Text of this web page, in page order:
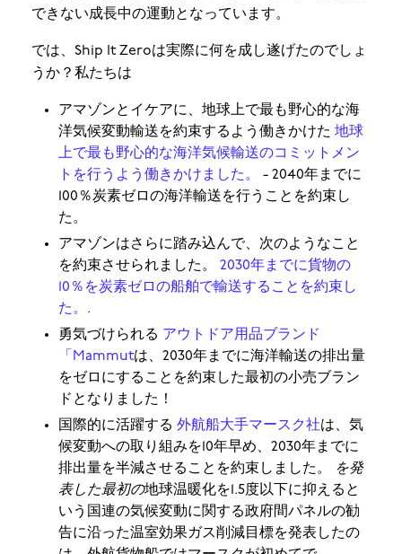
できない成長中の運動となっています。
では、Ship It Zeroは実際に何を成し遂げたのでしょ
うか？私たちは
アマゾンとイケアに、地球上で最も野心的な海
洋気候変動輸送を約束するよう働きかけた 地球
上で最も野心的な海洋気候輸送のコミットメン
トを行うよう働きかけました。
- 2040年までに
100％炭素ゼロの海洋輸送を行うことを約束し
た。
アマゾンはさらに踏み込んで、次のようなこと
を約束させられました。 2030年までに貨物の
10％を炭素ゼロの船舶で輸送することを約束し
た。 .
勇気づけられる アウトドア用品ブランド
「Mammutは、2030年までに海洋輸送の排出量
をゼロにすることを約束した最初の小売ブラン
ドとなりました！
国際的に活躍する 外航船大手マースク社は、気
候変動への取り組みを10年早め、2030年までに
排出量を半減させることを約束しました。
を発
表した最初の地球温暖化を1.5度以下に抑えると
いう国連の気候変動に関する政府間パネルの勧
告に沿った温室効果ガス削減目標を発表したの